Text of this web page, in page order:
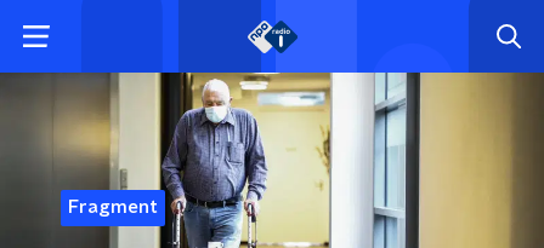
Fragment